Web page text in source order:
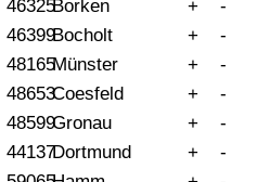
46325Borken +
-
46399Bocholt +
-
48165Münster +
-
48653Coesfeld +
-
48599Gronau +
-
44137Dortmund +
-